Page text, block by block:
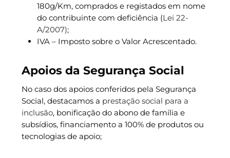
180g/Km, comprados e registados em nome
do contribuinte com deficiência (Lei 22-
A/2007);
IVA – Imposto sobre o Valor Acrescentado.
Apoios da Segurança Social
No caso dos apoios conferidos pela Segurança
Social, destacamos a prestação social para a
inclusão, bonificação do abono de família e
subsídios, financiamento a 100% de produtos ou
tecnologias de apoio;